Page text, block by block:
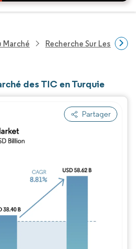
Marché Recherche Sur Les
des TIC en Turquie
Partager